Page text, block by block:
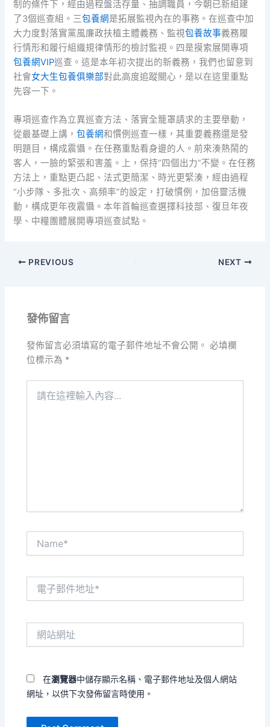
制的條件下，經由過程盤活存量、抽調職員，今朝已新組建
了3個巡查組。三包養網是拓展監視內在的事務。在巡查中加
大力度對落實黨風廉政扶植主體義務、監視包養故事義務履
行情形和履行組織規律情形的檢討監視。四是摸索展開專項
包養網VIP巡查。這是本年初次提出的新義務，我們也留意到
社會女大生包養俱樂部對此高度追蹤關心，是以在這里重點
先容一下。
專項巡查作為立異巡查方法、落實全籠罩請求的主要舉動，
從最基礎上講，包養網和慣例巡查一樣，其重要義務還是發
明題目，構成震懾。在任務重點看身邊的人。前來湊熱鬧的
客人，一臉的緊張和害羞。上，保持“四個出力”不變。在任務
方法上，重點更凸起、法式更簡潔、時光更緊湊，經由過程
“小步隊、多批次、高頻率”的設定，打破慣例，加倍靈活機
動，構成更年夜震懾。本年首輪巡查選擇科技部、復旦年夜
學、中糧團體展開專項巡查試點。
PREVIOUS NEXT
發佈留言
發佈留言必須填寫的電子郵件地址不會公開。 必填欄
位標示為 *
在瀏覽器中儲存顯示名稱、電子郵件地址及個人網站
網址，以供下次發佈留言時使用。